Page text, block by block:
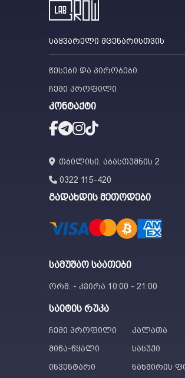
საყვარელი მცენარისთვის
წესები და პირობები
ჩემი პროფილი
კონტაქტი
თბილისი. აბასთუმნის 2
0322 115-420
გადახდის მეთოდები
სამუშაო საათები
ორშ. - კვირა 10:00 - 21:00
საიტის რუკა
ჩემი პროფილი
კალათა
მიწა-წყალი
სასუქი
ინვენტარი
ნახშირის